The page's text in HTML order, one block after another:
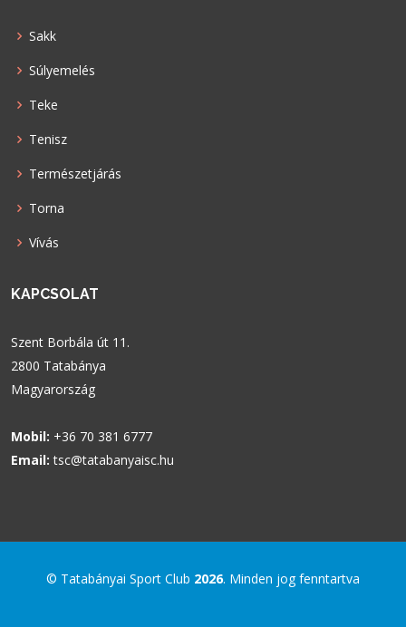
Sakk
Súlyemelés
Teke
Tenisz
Természetjárás
Torna
Vívás
KAPCSOLAT
Szent Borbála út 11.
2800 Tatabánya
Magyarország
Mobil: +36 70 381 6777
Email: tsc@tatabanyaisc.hu
© Tatabányai Sport Club 2026. Minden jog fenntartva